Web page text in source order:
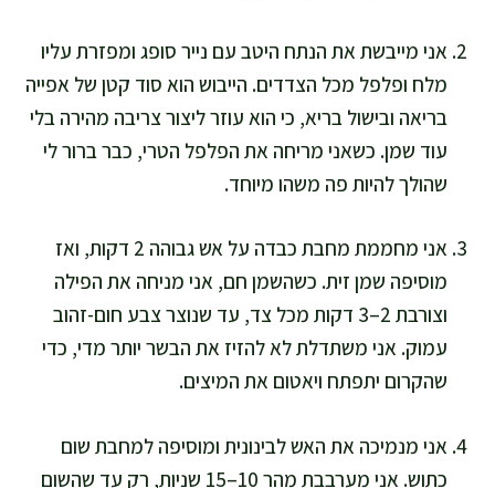
אני מייבשת את הנתח היטב עם נייר סופג ומפזרת עליו
מלח ופלפל מכל הצדדים. הייבוש הוא סוד קטן של אפייה
בריאה ובישול בריא, כי הוא עוזר ליצור צריבה מהירה בלי
עוד שמן. כשאני מריחה את הפלפל הטרי, כבר ברור לי
שהולך להיות פה משהו מיוחד.
אני מחממת מחבת כבדה על אש גבוהה 2 דקות, ואז
מוסיפה שמן זית. כשהשמן חם, אני מניחה את הפילה
וצורבת 2–3 דקות מכל צד, עד שנוצר צבע חום-זהוב
עמוק. אני משתדלת לא להזיז את הבשר יותר מדי, כדי
שהקרום יתפתח ויאטום את המיצים.
אני מנמיכה את האש לבינונית ומוסיפה למחבת שום
כתוש. אני מערבבת מהר 10–15 שניות, רק עד שהשום